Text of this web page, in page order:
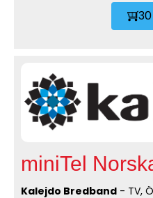
miniTel
Kalejdo Bredband - TV,